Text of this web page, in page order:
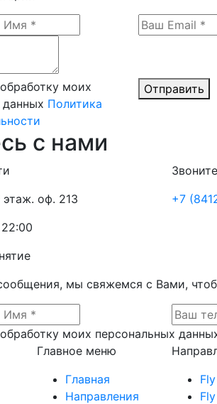
моих
данных Политика
Отправить
с нами
этаж. оф. 213
+7
мы свяжемся с Вами,
моих персональных
Главное меню
Главная
Направления